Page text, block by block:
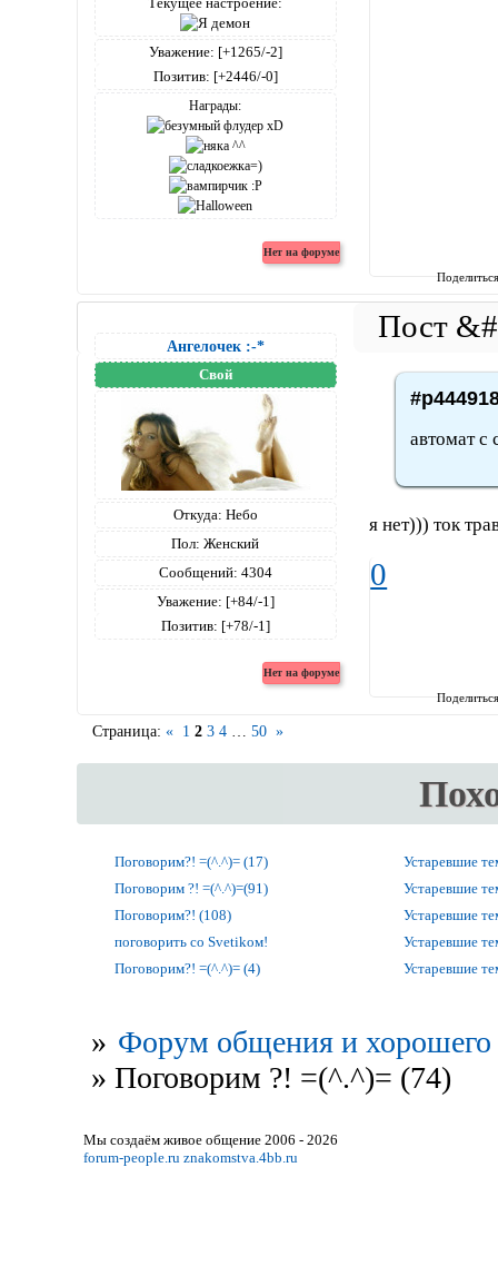
Уважение: [+1265/-2]
Позитив: [+2446/-0]
Награды:
Ангелочек :-*
Свой
Откуда: Небо
Пол: Женский
Сообщений: 4304
Уважение: [+84/-1]
Позитив: [+78/-1]
автомат с
я нет))) ток
0
Страница: « 1 2 3 4 50 »
Поговорим?! =(^.^)= (17)
Устаревшие
Поговорим ?! =(^.^)=(91)
Устаревшие
Поговорим?! (108)
Устаревшие
поговорить со Svetikом!
Устаревшие
Поговорим?! =(^.^)= (4)
Устаревшие
» Форум общения и хорошего
» Поговорим ?! =(^.^)= (74)
Мы создаём живое общение 2006 - 2026
forum-people.ru znakomstva.4bb.ru